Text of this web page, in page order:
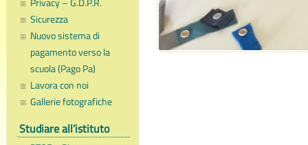
Sicurezza
Nuovo sistema di
pagamento verso la
scuola (Pago Pa)
Lavora con noi
Gallerie fotografiche
Studiare all’istituto